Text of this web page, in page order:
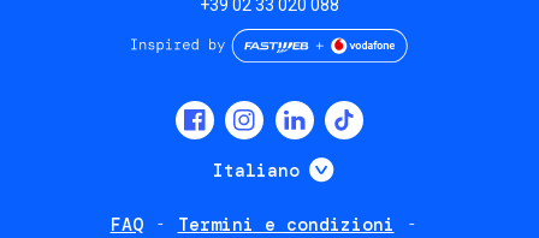
+39 02 33 020 088
Italiano Mostra ulteriori
FAQ
Termini e condizioni